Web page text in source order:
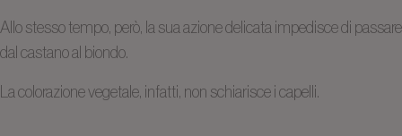
Allo stesso tempo, però, la sua azione delicata impedisce di passare
dal castano al biondo.
La colorazione vegetale, infatti, non schiarisce i capelli.